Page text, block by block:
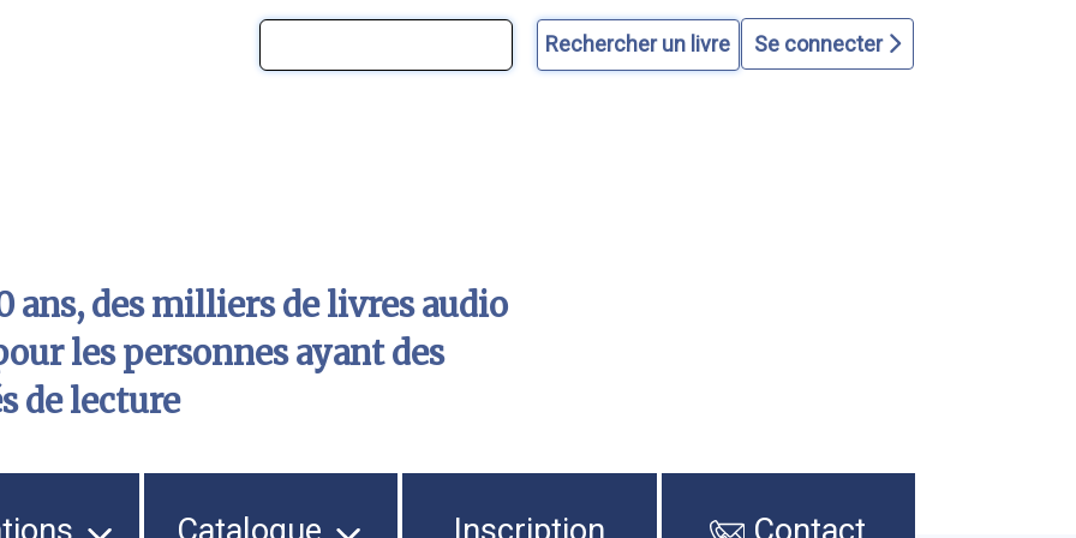
Se connecter
ans, des milliers de livres audio
les personnes ayant des
de lecture